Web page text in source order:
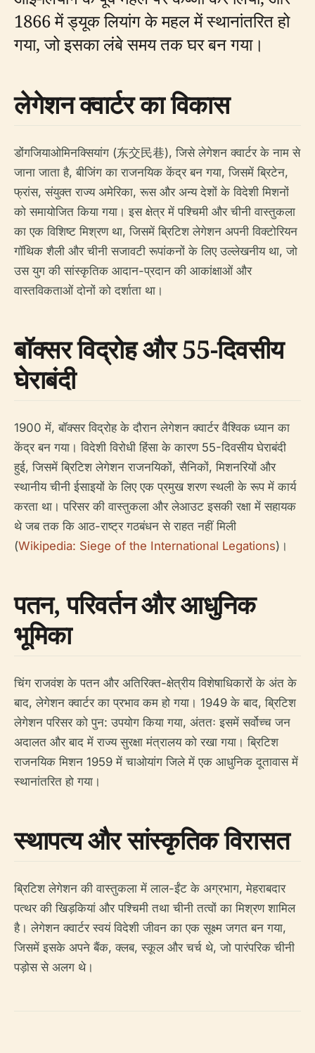
1866 में ड्यूक लियांग के महल में स्थानांतरित हो
गया, जो इसका लंबे समय तक घर बन गया।
लेगेशन क्वार्टर का विकास
डोंगजियाओमिनक्सियांग (东交民巷), जिसे लेगेशन क्वार्टर के नाम से
जाना जाता है, बीजिंग का राजनयिक केंद्र बन गया, जिसमें ब्रिटेन,
फ्रांस, संयुक्त राज्य अमेरिका, रूस और अन्य देशों के विदेशी मिशनों
को समायोजित किया गया। इस क्षेत्र में पश्चिमी और चीनी वास्तुकला
का एक विशिष्ट मिश्रण था, जिसमें ब्रिटिश लेगेशन अपनी विक्टोरियन
गॉथिक शैली और चीनी सजावटी रूपांकनों के लिए उल्लेखनीय था, जो
उस युग की सांस्कृतिक आदान-प्रदान की आकांक्षाओं और
वास्तविकताओं दोनों को दर्शाता था।
बॉक्सर विद्रोह और 55-दिवसीय
घेराबंदी
1900 में, बॉक्सर विद्रोह के दौरान लेगेशन क्वार्टर वैश्विक ध्यान का
केंद्र बन गया। विदेशी विरोधी हिंसा के कारण 55-दिवसीय घेराबंदी
हुई, जिसमें ब्रिटिश लेगेशन राजनयिकों, सैनिकों, मिशनरियों और
स्थानीय चीनी ईसाइयों के लिए एक प्रमुख शरण स्थली के रूप में कार्य
करता था। परिसर की वास्तुकला और लेआउट इसकी रक्षा में सहायक
थे जब तक कि आठ-राष्ट्र गठबंधन से राहत नहीं मिली
(Wikipedia: Siege of the International Legations)।
पतन, परिवर्तन और आधुनिक
भूमिका
चिंग राजवंश के पतन और अतिरिक्त-क्षेत्रीय विशेषाधिकारों के अंत के
बाद, लेगेशन क्वार्टर का प्रभाव कम हो गया। 1949 के बाद, ब्रिटिश
लेगेशन परिसर को पुन: उपयोग किया गया, अंततः इसमें सर्वोच्च जन
अदालत और बाद में राज्य सुरक्षा मंत्रालय को रखा गया। ब्रिटिश
राजनयिक मिशन 1959 में चाओयांग जिले में एक आधुनिक दूतावास में
स्थानांतरित हो गया।
स्थापत्य और सांस्कृतिक विरासत
ब्रिटिश लेगेशन की वास्तुकला में लाल-ईंट के अग्रभाग, मेहराबदार
पत्थर की खिड़कियां और पश्चिमी तथा चीनी तत्वों का मिश्रण शामिल
है। लेगेशन क्वार्टर स्वयं विदेशी जीवन का एक सूक्ष्म जगत बन गया,
जिसमें इसके अपने बैंक, क्लब, स्कूल और चर्च थे, जो पारंपरिक चीनी
पड़ोस से अलग थे।